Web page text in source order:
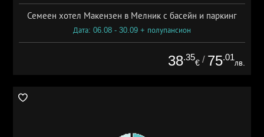
Семеен хотел Макензен в Мелник с басейн и паркинг
Дата: 06.08 - 30.09 + полупансион
38.35
€ / 75.01
лв.